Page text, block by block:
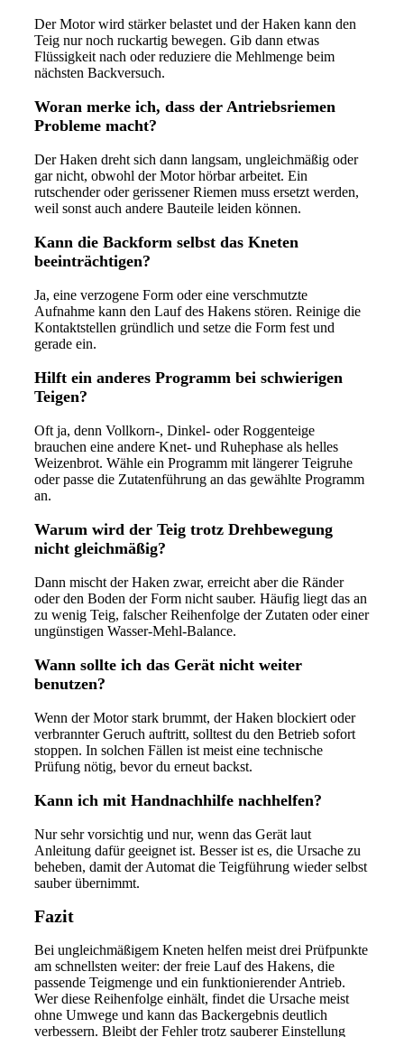
Der Motor wird stärker belastet und der Haken kann den
Teig nur noch ruckartig bewegen. Gib dann etwas
Flüssigkeit nach oder reduziere die Mehlmenge beim
nächsten Backversuch.
Woran merke ich, dass der Antriebsriemen
Probleme macht?
Der Haken dreht sich dann langsam, ungleichmäßig oder
gar nicht, obwohl der Motor hörbar arbeitet. Ein
rutschender oder gerissener Riemen muss ersetzt werden,
weil sonst auch andere Bauteile leiden können.
Kann die Backform selbst das Kneten
beeinträchtigen?
Ja, eine verzogene Form oder eine verschmutzte
Aufnahme kann den Lauf des Hakens stören. Reinige die
Kontaktstellen gründlich und setze die Form fest und
gerade ein.
Hilft ein anderes Programm bei schwierigen
Teigen?
Oft ja, denn Vollkorn-, Dinkel- oder Roggenteige
brauchen eine andere Knet- und Ruhephase als helles
Weizenbrot. Wähle ein Programm mit längerer Teigruhe
oder passe die Zutatenführung an das gewählte Programm
an.
Warum wird der Teig trotz Drehbewegung
nicht gleichmäßig?
Dann mischt der Haken zwar, erreicht aber die Ränder
oder den Boden der Form nicht sauber. Häufig liegt das an
zu wenig Teig, falscher Reihenfolge der Zutaten oder einer
ungünstigen Wasser-Mehl-Balance.
Wann sollte ich das Gerät nicht weiter
benutzen?
Wenn der Motor stark brummt, der Haken blockiert oder
verbrannter Geruch auftritt, solltest du den Betrieb sofort
stoppen. In solchen Fällen ist meist eine technische
Prüfung nötig, bevor du erneut backst.
Kann ich mit Handnachhilfe nachhelfen?
Nur sehr vorsichtig und nur, wenn das Gerät laut
Anleitung dafür geeignet ist. Besser ist es, die Ursache zu
beheben, damit der Automat die Teigführung wieder selbst
sauber übernimmt.
Fazit
Bei ungleichmäßigem Kneten helfen meist drei Prüfpunkte
am schnellsten weiter: der freie Lauf des Hakens, die
passende Teigmenge und ein funktionierender Antrieb.
Wer diese Reihenfolge einhält, findet die Ursache meist
ohne Umwege und kann das Backergebnis deutlich
verbessern. Bleibt der Fehler trotz sauberer Einstellung